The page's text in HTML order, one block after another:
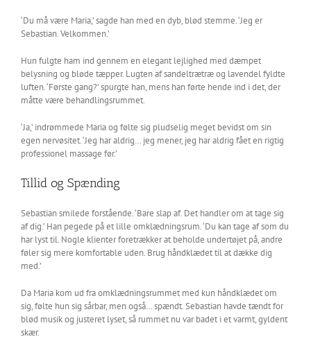
‘Du må være Maria,’ sagde han med en dyb, blød stemme. ‘Jeg er
Sebastian. Velkommen.’
Hun fulgte ham ind gennem en elegant lejlighed med dæmpet
belysning og bløde tæpper. Lugten af sandeltrætræ og lavendel fyldte
luften. ‘Første gang?’ spurgte han, mens han førte hende ind i det, der
måtte være behandlingsrummet.
‘Ja,’ indrømmede Maria og følte sig pludselig meget bevidst om sin
egen nervøsitet. ‘Jeg har aldrig… jeg mener, jeg har aldrig fået en rigtig
professionel massage før.’
Tillid og Spænding
Sebastian smilede forstående. ‘Bare slap af. Det handler om at tage sig
af dig.’ Han pegede på et lille omklædningsrum. ‘Du kan tage af som du
har lyst til. Nogle klienter foretrækker at beholde undertøjet på, andre
føler sig mere komfortable uden. Brug håndklædet til at dække dig
med.’
Da Maria kom ud fra omklædningsrummet med kun håndklædet om
sig, følte hun sig sårbar, men også… spændt. Sebastian havde tændt for
blød musik og justeret lyset, så rummet nu var badet i et varmt, gyldent
skær.